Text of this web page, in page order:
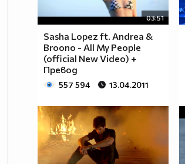
03:51
Sasha Lopez ft. Andrea &
Broono - All My People
(official New Video) +
Превод
557 594 13.04.2011